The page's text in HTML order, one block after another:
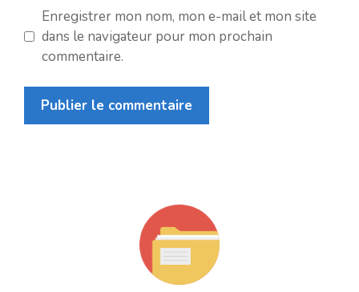
Enregistrer mon nom, mon e-mail et mon site
dans le navigateur pour mon prochain
commentaire.